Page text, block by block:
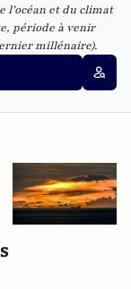
l’océan et du climat
période à venir
millénaire).